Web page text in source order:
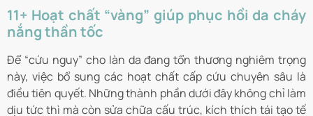
11+ Hoạt chất “vàng” giúp phục hồi da cháy
nắng thần tốc
Để “cứu nguy” cho làn da đang tổn thương nghiêm trọng
này, việc bổ sung các hoạt chất cấp cứu chuyên sâu là
điều tiên quyết. Những thành phần dưới đây không chỉ làm
dịu tức thì mà còn sửa chữa cấu trúc, kích thích tái tạo tế